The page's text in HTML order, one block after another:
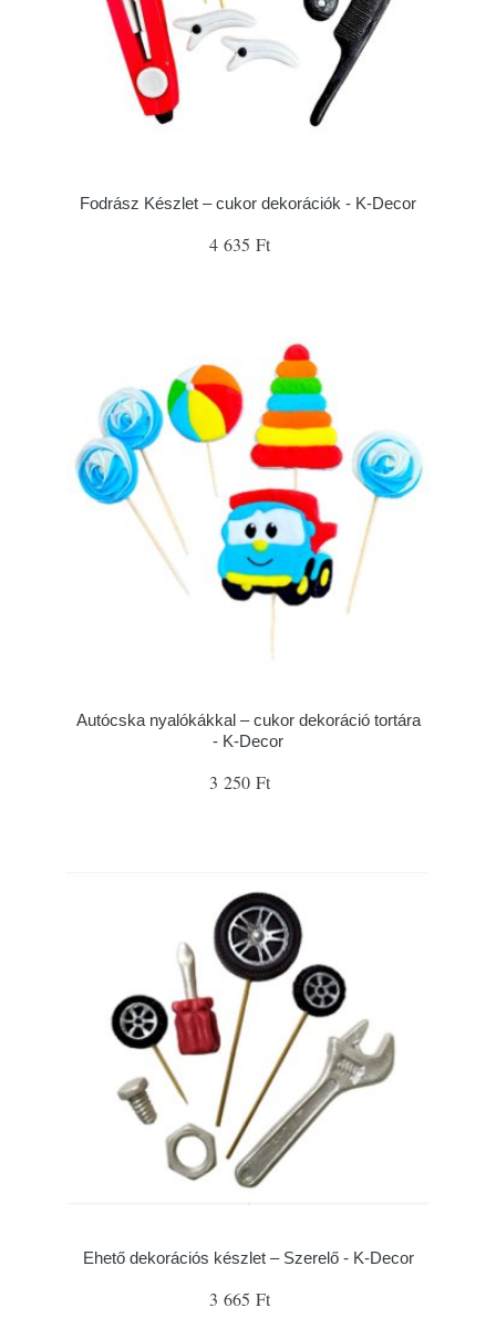
Fodrász Készlet – cukor dekorációk - K-Decor
4 635 Ft
Autócska nyalókákkal – cukor dekoráció tortára
- K-Decor
3 250 Ft
Ehető dekorációs készlet – Szerelő - K-Decor
3 665 Ft